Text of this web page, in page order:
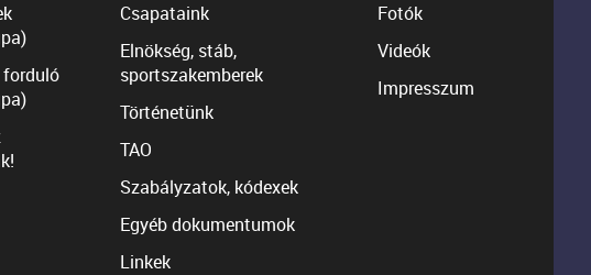
forduló
Csapataink
Elnökség, stáb,
sportszakemberek
Történetünk
TAO
Szabályzatok, kódexek
Egyéb dokumentumok
Linkek
Fotók
Videók
Impresszum